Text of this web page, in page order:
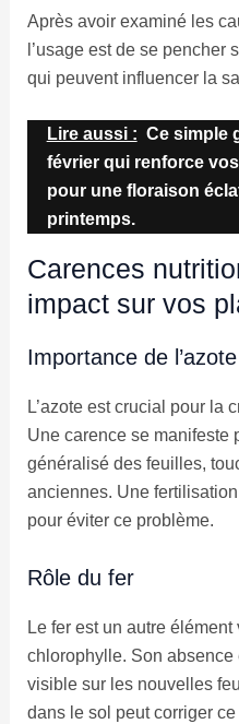
Après avoir examiné les
l’usage est de se pencher
qui peuvent influencer la
Lire aussi : Ce simple
février qui renforce
pour une floraison
printemps.
Carences
impact sur vos
Importance de l’azote
L’azote est crucial pour la
Une carence se manifeste
généralisé des feuilles,
anciennes. Une
pour éviter ce problème.
Rôle du fer
Le fer est un autre
chlorophylle. Son
visible sur les nouvelles
dans le sol peut corriger